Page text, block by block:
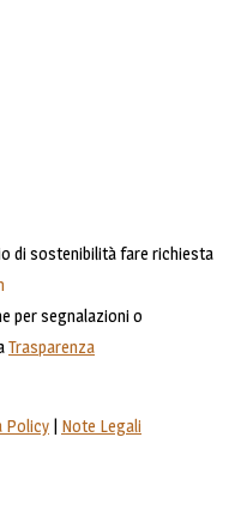
di sostenibilità fare richiesta
per segnalazioni o
Trasparenza
Policy | Note Legali